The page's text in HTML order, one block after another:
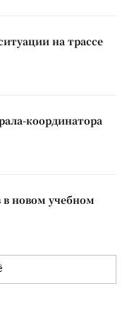
на трассе
координатора
новом учебном